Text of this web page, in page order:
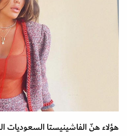
هؤلاء هنّ الفاشينيستا السعوديات